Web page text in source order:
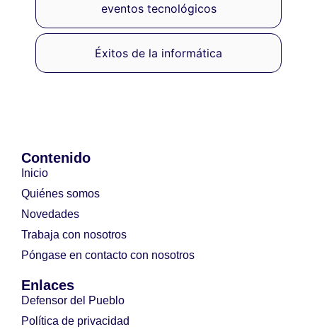
eventos tecnológicos
Éxitos de la informática
Contenido
Inicio
Quiénes somos
Novedades
Trabaja con nosotros
Póngase en contacto con nosotros
Enlaces
Defensor del Pueblo
Política de privacidad